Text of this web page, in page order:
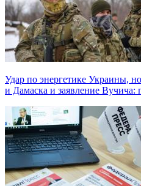
Удар по энергетике Украины,
и Дамаска и заявление Вучича: